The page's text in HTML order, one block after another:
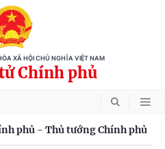
XÃ HỘI CHỦ NGHĨA VIỆT NAM
Chính phủ
phủ - Thủ tướng Chính phủ